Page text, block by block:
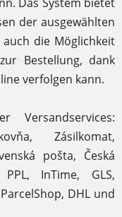
der ausgewählten
die Möglichkeit
Bestellung, dank
verfolgen kann.
Versandservices:
Zásilkomat,
pošta, Česká
InTime, GLS,
DHL und